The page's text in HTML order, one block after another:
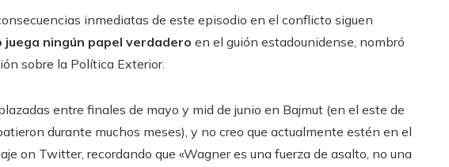
inmediatas de este episodio en el conflicto siguen
juega ningún papel verdadero en el guión estadounidense, nombró
sobre la Política Exterior.
entre finales de mayo y mid de junio en Bajmut (en el este de
durante muchos meses), y no creo que actualmente estén en el
on Twitter, recordando que «Wagner es una fuerza de asalto, no una